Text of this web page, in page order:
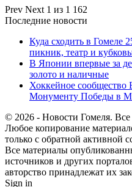
Prev Next 1 из 1 162
Последние новости
Куда сходить в Гомеле
пикник, театр и
В Японии впервые за
золото и наличные
Хоккейное сообщество
Монументу Победы в
© 2026 - Новости Гомеля.
Любое копирование
только с обратной активной
Все материалы
источников и других
авторство принадлежат их
Sign in